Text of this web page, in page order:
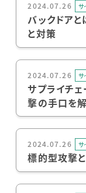
2024.07.26 サ
バックドアと
と対策
2024.07.26 サ
サプライチ
撃の手口を
2024.07.26 サ
標的型攻撃